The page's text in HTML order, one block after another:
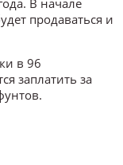
продаваться и
в 96
заплатить за